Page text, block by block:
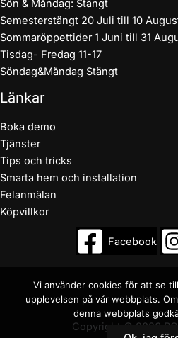
Sön & Måndag: Stängt
Semesterstängt 20 Juli till 10
Sommaröppettider 1 Juni till 31
Tisdag- Fredag 11-17
Söndag&Måndag Stängt
Länkar
Boka demo
Tjänster
Tips och tricks
Smarta hem och installation
Felanmälan
Köpvillkor
Facebook
Copyright © 2026
Vi använder cookies för att se
upplevelsen på vår webbplats.
denna webbplats